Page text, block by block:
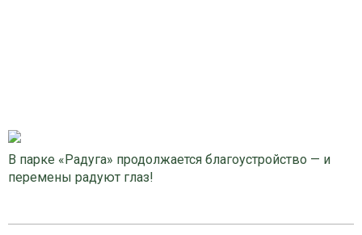
В парке «Радуга» продолжается благоустройство — и
перемены радуют глаз!